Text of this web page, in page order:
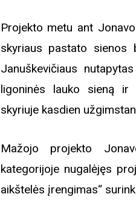
Projekto metu ant
skyriaus pastato sienos
Januškevičiaus
ligoninės lauko sieną
skyriuje kasdien
Mažojo projekto
kategorijoje nugalėjęs
aikštelės įrengimas“